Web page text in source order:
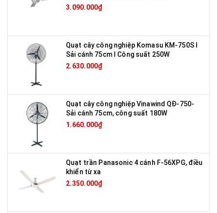
3.090.000₫
Quạt cây công nghiệp Komasu KM-750S I
Sải cánh 75cm I Công suất 250W
2.630.000₫
Quạt cây công nghiệp Vinawind QĐ-750-
Sải cánh 75cm, công suất 180W
1.660.000₫
Quạt trần Panasonic 4 cánh F-56XPG, điều
khiển từ xa
2.350.000₫